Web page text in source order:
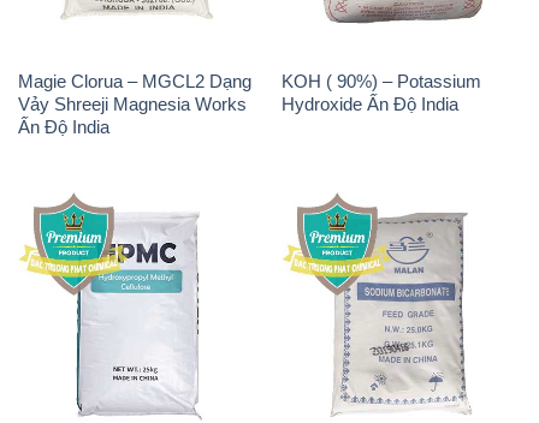
Magie Clorua – MGCL2 Dạng
Vảy Shreeji Magnesia Works
Ấn Độ India
KOH ( 90%) – Potassium
Hydroxide Ấn Độ India